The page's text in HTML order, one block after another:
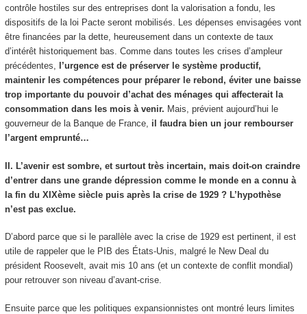
contrôle hostiles sur des entreprises dont la valorisation a fondu, les
dispositifs de la loi Pacte seront mobilisés. Les dépenses envisagées vont
être financées par la dette, heureusement dans un contexte de taux
d’intérêt historiquement bas. Comme dans toutes les crises d’ampleur
précédentes, l’urgence est de préserver le système productif,
maintenir les compétences pour préparer le rebond, éviter une baisse
trop importante du pouvoir d’achat des ménages qui affecterait la
consommation dans les mois à venir. Mais, prévient aujourd’hui le
gouverneur de la Banque de France, il faudra bien un jour rembourser
l’argent emprunté…
II. L’avenir est sombre, et surtout très incertain, mais doit-on craindre
d’entrer dans une grande dépression comme le monde en a connu à
la fin du XIXème siècle puis après la crise de 1929 ?L’hypothèse
n’est pas exclue.
D’abord parce que si le parallèle avec la crise de 1929 est pertinent, il est
utile de rappeler que le PIB des États-Unis, malgré le New Deal du
président Roosevelt, avait mis 10 ans (et un contexte de conflit mondial)
pour retrouver son niveau d’avant-crise.
Ensuite parce que les politiques expansionnistes ont montré leurs limites